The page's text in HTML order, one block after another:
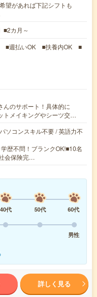
望があれば下記シフトも
■2カ月～
■週払いOK ■扶養内OK ■
のサポート！具体的に
トメイキングやシーツ交…
ソコンスキル不要 / 英語力不
歴不問！ブランクOK!■10名
会保険完…
40代 50代
60代
男性
詳しく見る